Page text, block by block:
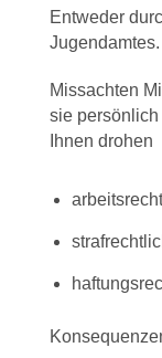
Entweder
Jugendamtes.
Missachten
sie
Ihnen drohen